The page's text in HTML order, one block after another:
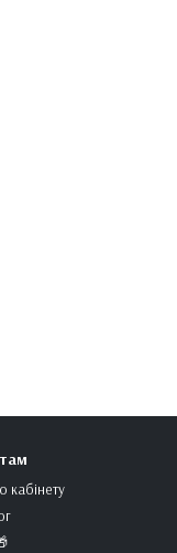
кабінету